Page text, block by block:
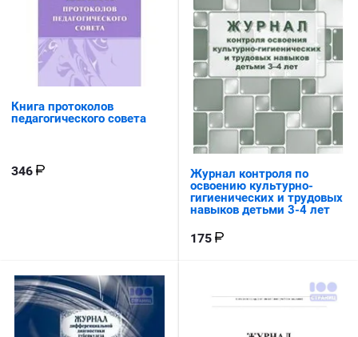
Книга протоколов
педагогического совета
346
Журнал контроля по
освоению культурно-
гигиенических и трудовых
навыков детьми 3-4 лет
175